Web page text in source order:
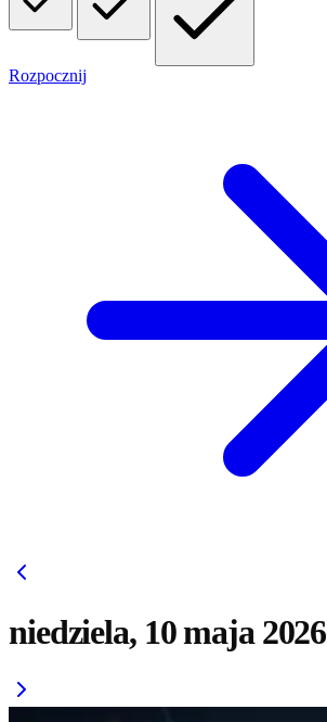
Rozpocznij
niedziela, 10 maja 2026